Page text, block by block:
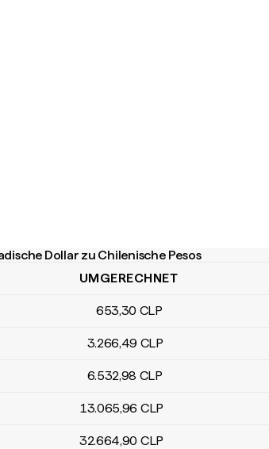
Dollar zu Chilenische Pesos
Dollar zu Chilenische Pesos
UMGERECHNET
653,30 CLP
3.266,49 CLP
6.532,98 CLP
13.065,96 CLP
32.664,90 CLP